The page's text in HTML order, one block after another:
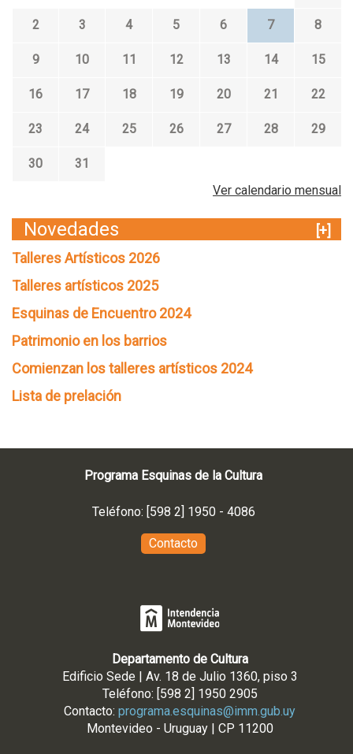
2 3 4 5 6 7 8
9 10 11 12 13 14 15
16 17 18 19 20 21 22
23 24 25 26 27 28 29
30
31
Ver calendario mensual
Novedades
[+]
Talleres Artísticos 2026
Talleres artísticos 2025
Esquinas de Encuentro 2024
Patrimonio en los barrios
Comienzan los talleres artísticos 2024
Lista de prelación
Programa Esquinas de la Cultura
Teléfono: [598 2] 1950 - 4086
Contacto
Departamento de Cultura
Edificio Sede | Av. 18 de Julio 1360, piso 3
Teléfono: [598 2] 1950 2905
Contacto: programa.esquinas@imm.gub.uy
Montevideo - Uruguay | CP 11200